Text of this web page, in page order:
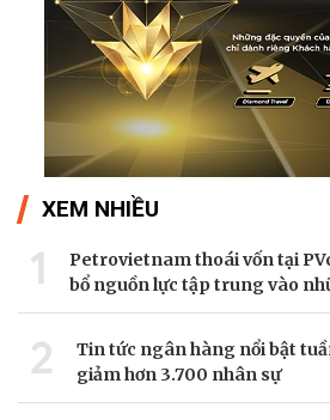
XEM NHIỀU
1
Petrovietnam thoái vốn tại
bổ nguồn lực tập trung vào
2
Tin tức ngân hàng nổi bật
giảm hơn 3.700 nhân sự